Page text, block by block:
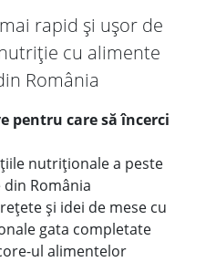
rapid și ușor de
cu alimente
România
pentru care să încerci
nutriționale a peste
România
și idei de mese cu
gata completate
ul alimentelor